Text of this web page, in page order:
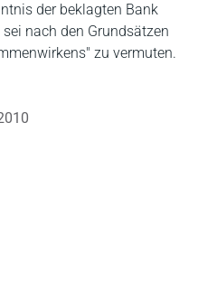
der beklagten Bank
nach den Grundsätzen
zu vermuten.